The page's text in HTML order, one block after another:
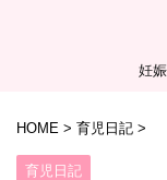
妊
HOME > 育児日記 >
育児日記